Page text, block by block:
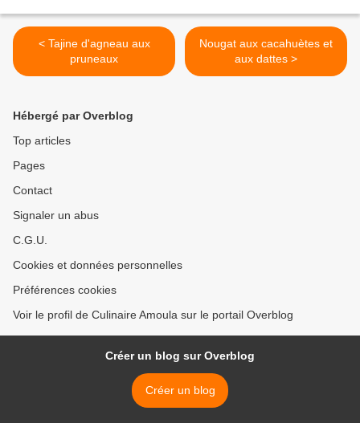
< Tajine d'agneau aux
pruneaux
Nougat aux cacahuètes et
aux dattes >
Hébergé par Overblog
Top articles
Pages
Contact
Signaler un abus
C.G.U.
Cookies et données personnelles
Préférences cookies
Voir le profil de Culinaire Amoula sur le portail Overblog
Créer un blog sur Overblog
Créer un blog